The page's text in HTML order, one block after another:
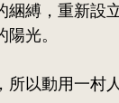
縛，重新設
陽光。
以動用一村